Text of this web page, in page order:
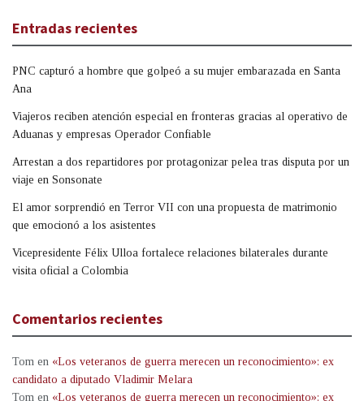
Entradas recientes
PNC capturó a hombre que golpeó a su mujer embarazada en Santa
Ana
Viajeros reciben atención especial en fronteras gracias al operativo de
Aduanas y empresas Operador Confiable
Arrestan a dos repartidores por protagonizar pelea tras disputa por un
viaje en Sonsonate
El amor sorprendió en Terror VII con una propuesta de matrimonio
que emocionó a los asistentes
Vicepresidente Félix Ulloa fortalece relaciones bilaterales durante
visita oficial a Colombia
Comentarios recientes
Tom en «Los veteranos de guerra merecen un reconocimiento»: ex
candidato a diputado Vladimir Melara
Tom en «Los veteranos de guerra merecen un reconocimiento»: ex